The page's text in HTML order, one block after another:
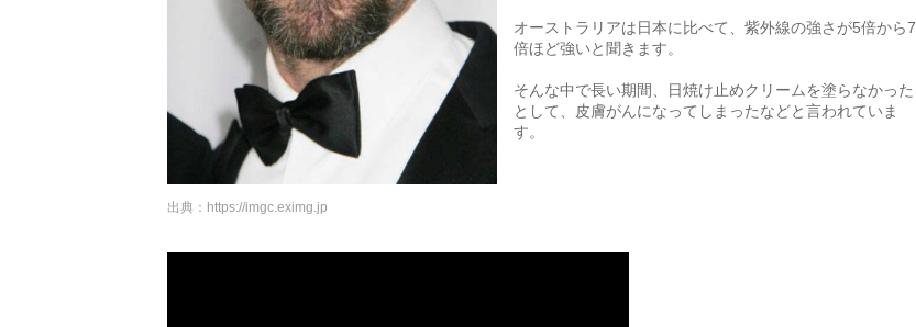
オーストラリアは日本に比べて、紫外線の強さが5倍から7
倍ほど強いと聞きます。
そんな中で長い期間、日焼け止めクリームを塗らなかった
として、皮膚がんになってしまったなどと言われていま
す。
出典： https://imgc.eximg.jp